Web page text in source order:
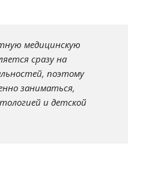
медицинскую
сразу на
поэтому
заниматься,
и детской